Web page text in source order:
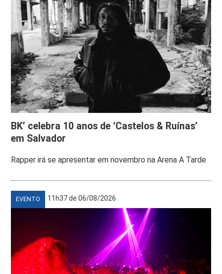
BK’ celebra 10 anos de ‘Castelos & Ruínas’
em Salvador
Rapper irá se apresentar em novembro na Arena A Tarde
EVENTO 11h37 de 06/08/2026